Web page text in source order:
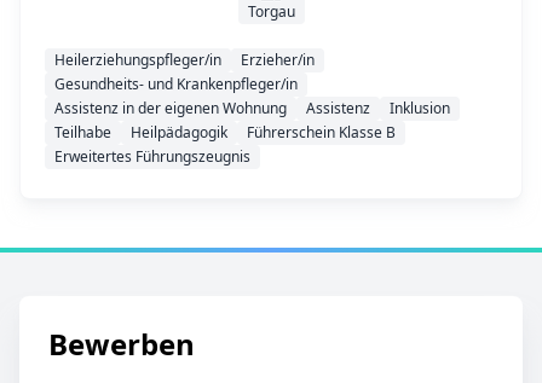
Torgau
Heilerziehungspfleger/in
Erzieher/in
Gesundheits- und Krankenpfleger/in
Assistenz in der eigenen Wohnung
Assistenz
Inklusion
Teilhabe
Heilpädagogik
Führerschein Klasse B
Erweitertes Führungszeugnis
Bewerben